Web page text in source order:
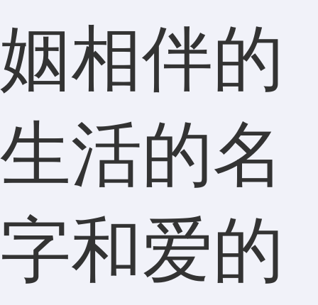
姻相伴的
生活的名
字和爱的